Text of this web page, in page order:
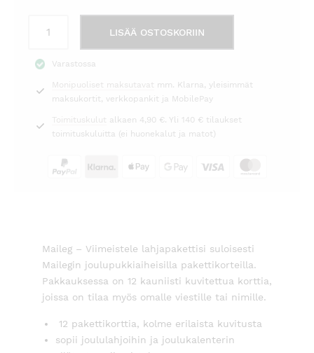
joulupukki
Maileg
määrä
LISÄÄ OSTOSKORIIN
Varastossa
Monipuoliset maksutavat mm. Klarna, yleisimmät
maksukortit, verkkopankit ja MobilePay
Toimituskulut alkaen 4,90 €. Yli 140 € tilaukset
toimituskuluitta (ei huonekalut ja matot)
Maileg – Viimeistele lahjapakettisi suloisesti
Mailegin joulupukkiaiheisilla pakettikorteilla.
Pakkauksessa on 12 kauniisti kuvitettua korttia,
joissa on tilaa myös omalle viestille tai nimille.
12 pakettikorttia, kolme erilaista kuvitusta
sopii joululahjoihin ja joulukalenterin